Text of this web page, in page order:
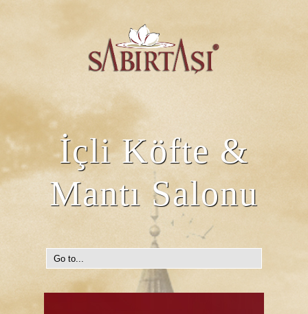
İçli Köfte &
Mantı Salonu